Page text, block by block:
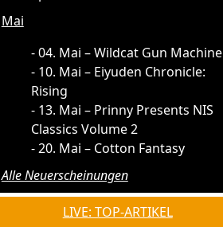
Mai
04. Mai – Wildcat Gun Machine
10. Mai – Eiyuden Chronicle:
Rising
13. Mai – Prinny Presents NIS
Classics Volume 2
20. Mai – Cotton Fantasy
Alle Neuerscheinungen
LIVE: TOP-ARTIKEL